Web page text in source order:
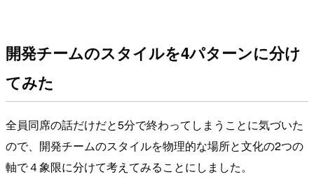
開発チームのスタイルを4パターンに分け
てみた
全員同席の話だけだと5分で終わってしまうことに気づいた
ので、開発チームのスタイルを物理的な場所と文化の2つの
軸で４象限に分けて考えてみることにしました。